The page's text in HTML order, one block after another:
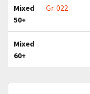
Mixed
50+
Gr. 022
Mixed
60+